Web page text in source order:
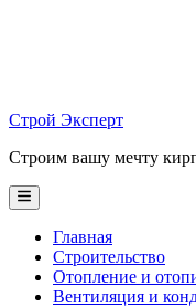
Строй Эксперт
Строим вашу мечту
Main
Menu
Главная
Строительство
Отопление и
Вентиляция и